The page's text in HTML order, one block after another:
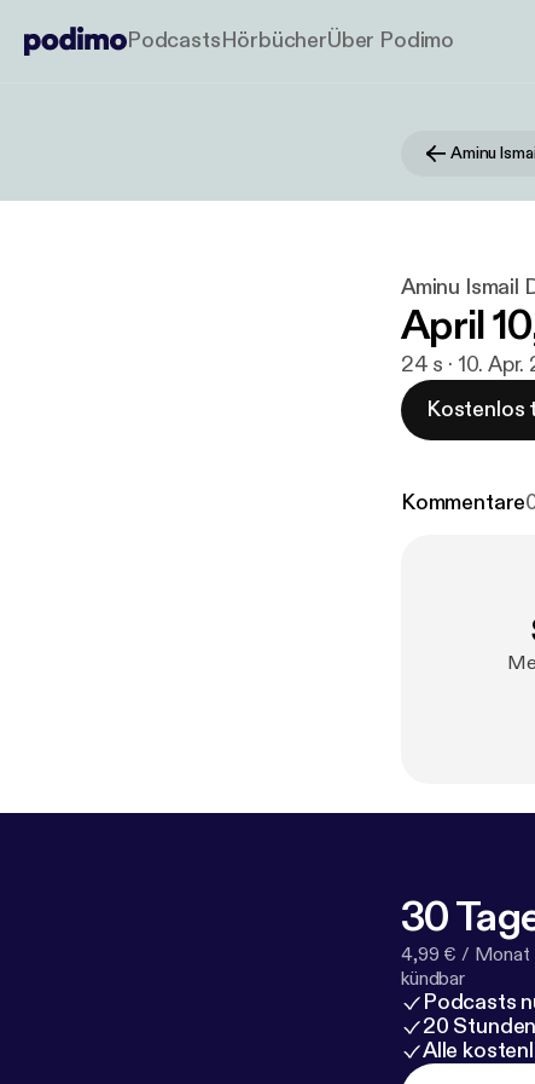
PodcastsHörbücherÜber Podimo
Aminu
Aminu Ismail
April
24 s · 10. Apr.
Kostenlos
Kommentare
30
4,99 € / Monat
kündbar
Podcasts
20
Alle